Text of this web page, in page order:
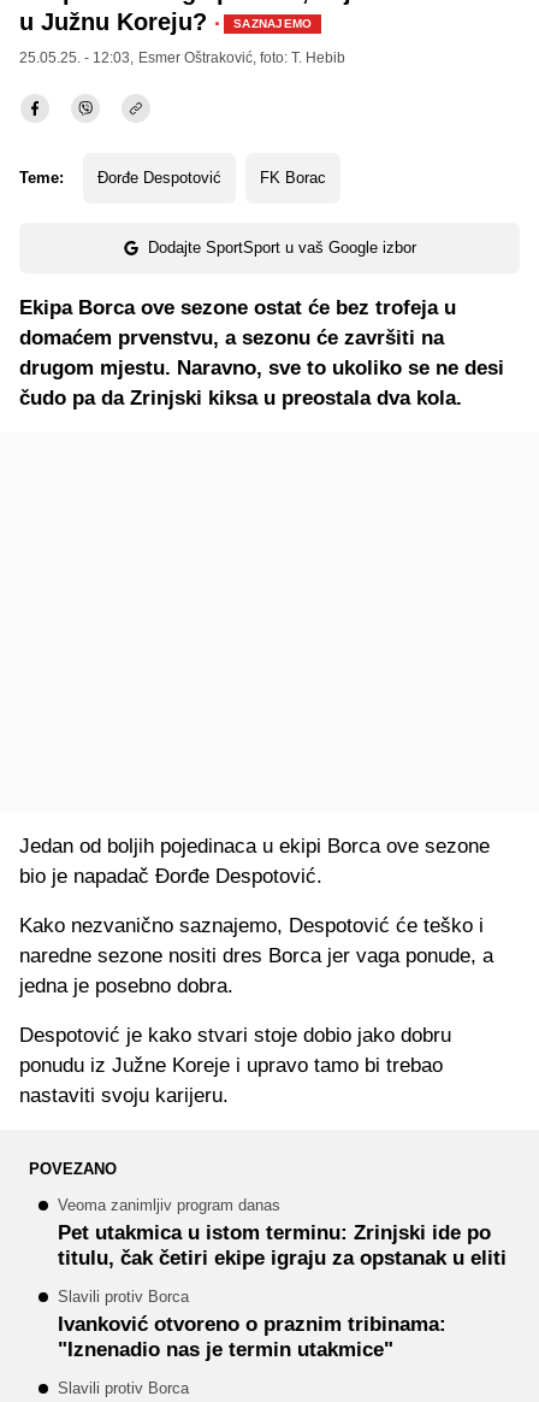
u Južnu Koreju? · SAZNAJEMO
25.05.25. - 12:03, Esmer Oštraković , foto: T. Hebib
Teme: Đorđe Despotović FK Borac
Dodajte SportSport u vaš Google izbor
Ekipa Borca ove sezone ostat će bez trofeja u
domaćem prvenstvu, a sezonu će završiti na
drugom mjestu. Naravno, sve to ukoliko se ne desi
čudo pa da Zrinjski kiksa u preostala dva kola.
Jedan od boljih pojedinaca u ekipi Borca ove sezone
bio je napadač Đorđe Despotović.
Kako nezvanično saznajemo, Despotović će teško i
naredne sezone nositi dres Borca jer vaga ponude, a
jedna je posebno dobra.
Despotović je kako stvari stoje dobio jako dobru
ponudu iz Južne Koreje i upravo tamo bi trebao
nastaviti svoju karijeru.
POVEZANO
Veoma zanimljiv program danas
Pet utakmica u istom terminu: Zrinjski ide po
titulu, čak četiri ekipe igraju za opstanak u eliti
Slavili protiv Borca
Ivanković otvoreno o praznim tribinama:
"Iznenadio nas je termin utakmice"
Slavili protiv Borca